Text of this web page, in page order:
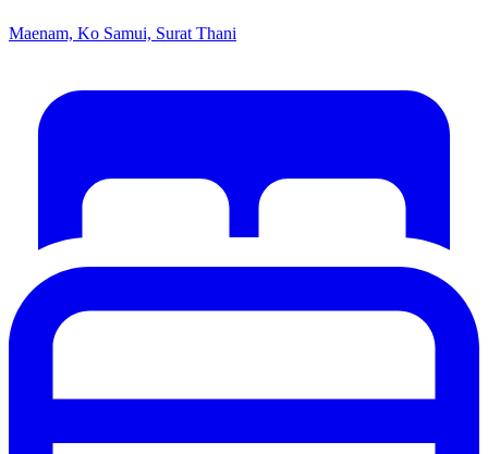
Maenam, Ko Samui, Surat Thani